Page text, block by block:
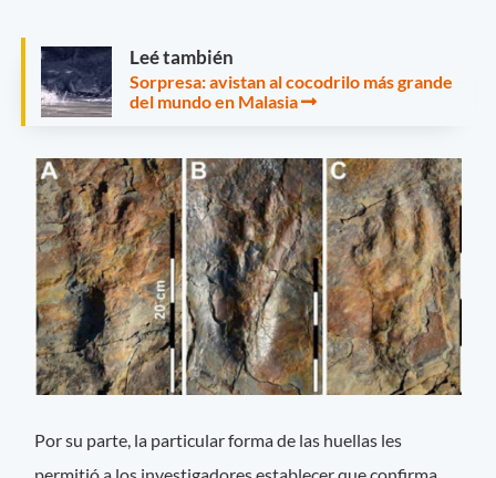
Leé también
Sorpresa: avistan al cocodrilo más grande
del mundo en Malasia
Por su parte, la particular forma de las huellas les
permitió a los investigadores establecer que confirma